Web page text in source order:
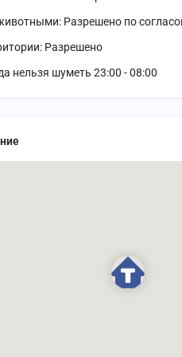
Разрешено по
Разрешено
нельзя шуметь 23:00 - 08:00